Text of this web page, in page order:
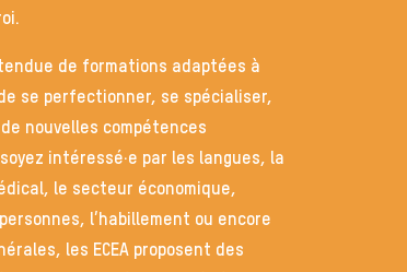
de formations adaptées à
se perfectionner, se spécialiser,
nouvelles compétences
intéressé·e par les langues, la
le secteur économique,
l’habillement ou encore
les ECEA proposent des